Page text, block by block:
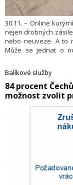
30.11. – Online
nejen drobných
nebo neuveze. A to
Může se jednat o
jako jsou vánoční
dodávky, tak i velké
problém přepravit
dostupná po celé
Balíkové služby
​84 procent
možnost zvolit